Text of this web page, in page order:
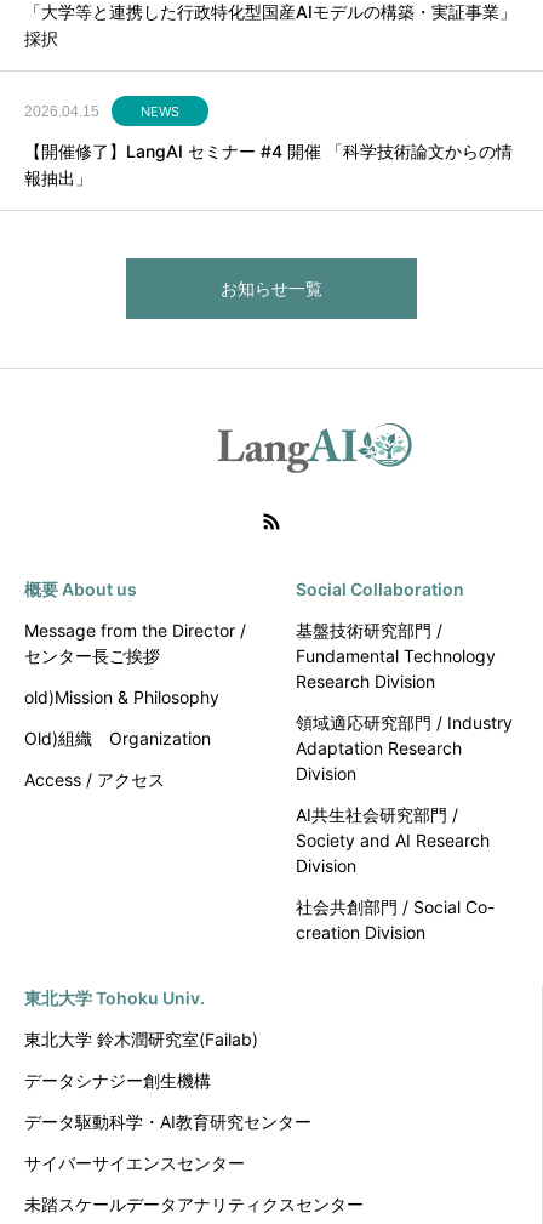
「大学等と連携した行政特化型国産AIモデルの構築・実証事業」
採択
2026.04.15 NEWS
【開催修了】LangAI セミナー #4 開催 「科学技術論文からの情
報抽出」
お知らせ一覧
概要 About us
Message from the Director /
センター長ご挨拶
old)Mission & Philosophy
Old)組織 Organization
Access / アクセス
Social Collaboration
基盤技術研究部門 /
Fundamental Technology
Research Division
領域適応研究部門 / Industry
Adaptation Research
Division
AI共生社会研究部門 /
Society and AI Research
Division
社会共創部門 / Social Co-
creation Division
東北大学 Tohoku Univ.
東北大学 鈴木潤研究室(Failab)
データシナジー創生機構
データ駆動科学・AI教育研究センター
サイバーサイエンスセンター
未踏スケールデータアナリティクスセンター